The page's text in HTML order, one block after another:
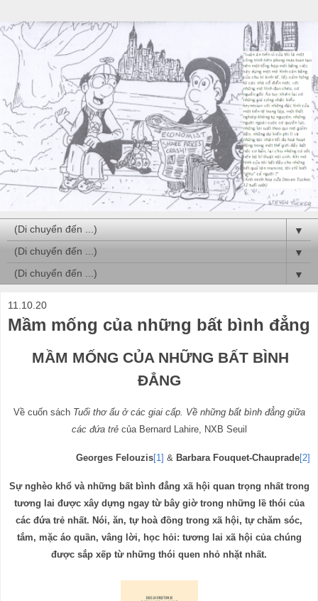
▼
▼
▼
11.10.20
Mầm mống của những bất bình đẳng
MẦM MỐNG CỦA NHỮNG BẤT BÌNH
ĐẲNG
Về cuốn sách Tuổi thơ ấu ở các giai cấp. Về những bất bình đẳng giữa
các đứa trẻcủa Bernard Lahire, NXB Seuil
Georges Felouzis[1] & Barbara Fouquet-Chauprade[2]
Sự nghèo khổ và những bất bình đẳng xã hội quan trọng nhất trong
tương lai được xây dựng ngay từ bây giờ trong những lề thói của
các đứa trẻ nhất. Nói, ăn, tự hoà đồng trong xã hội, tự chăm sóc,
tắm, mặc áo quần, vâng lời, học hỏi: tương lai xã hội của chúng
được sắp xếp từ những thói quen nhỏ nhặt nhất.